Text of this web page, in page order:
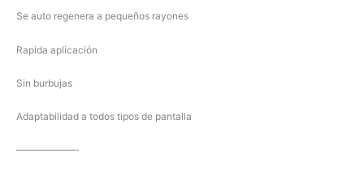
Se auto regenera a pequeños rayones
Rapida aplicación
Sin burbujas
Adaptabilidad a todos tipos de pantalla
——————-